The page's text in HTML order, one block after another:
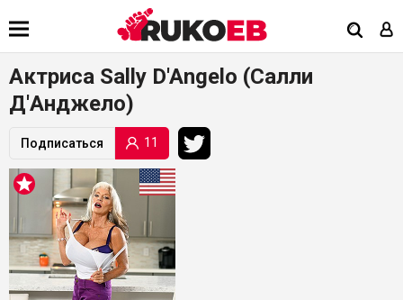
Актриса Sally D'Angelo (Салли
Д'Анджело)
Подписаться 11